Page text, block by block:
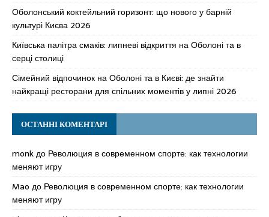
Оболонський коктейльний горизонт: що нового у барній
культурі Києва 2026
Київська палітра смаків: липневі відкриття на Оболоні та в
серці столиці
Сімейний відпочинок на Оболоні та в Києві: де знайти
найкращі ресторани для спільних моментів у липні 2026
ОСТАННІ КОМЕНТАРІ
monkдо Революция в современном спорте: как технологии
меняют игру
Mao до Революция в современном спорте: как технологии
меняют игру